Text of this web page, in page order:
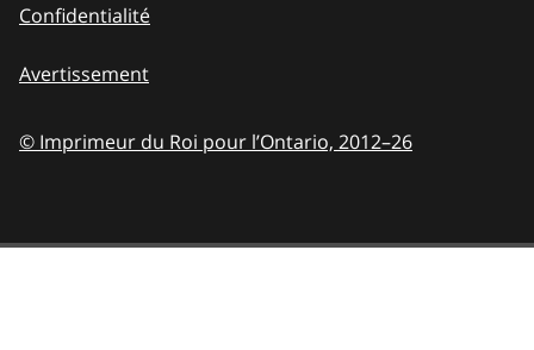
Confidentialité
Avertissement
© Imprimeur du Roi pour l’Ontario, 2012–26